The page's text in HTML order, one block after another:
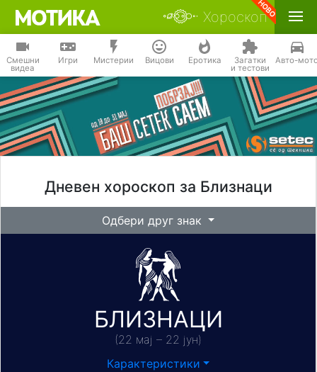
Хороскоп
Смешни
видеа
Игри Мистерии Вицови Еротика Загатки
и тестови
Авто-
Дневен хороскоп за Близнаци
Одбери друг знак
БЛИЗНАЦИ
(22 мај – 22 јун)
Карактеристики